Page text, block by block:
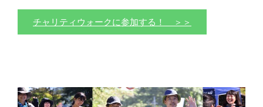
チャリティウォークに参加する！ ＞＞